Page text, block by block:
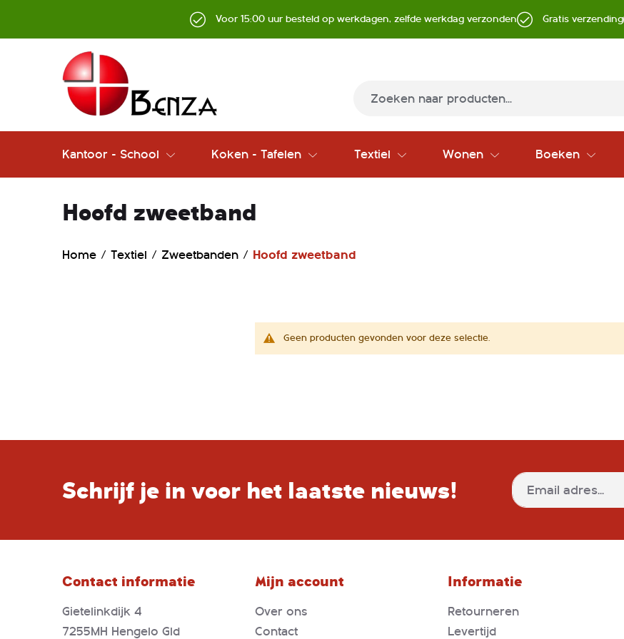
Voor 15:00 uur besteld op werkdagen, zelfde werkdag verzonden Gratis verzending
Kantoor - School Koken - Tafelen Textiel Wonen Boeken
Hoofd zweetband
Home Textiel Zweetbanden Hoofd zweetband
Geen producten gevonden voor deze selectie.
Schrijf je in voor het laatste nieuws!
Abonneer
u
onze
Contact informatie
Gietelinkdijk 4
7255MH Hengelo Gld
Mijn account
Over ons
Contact
Informatie
Retourneren
Levertijd